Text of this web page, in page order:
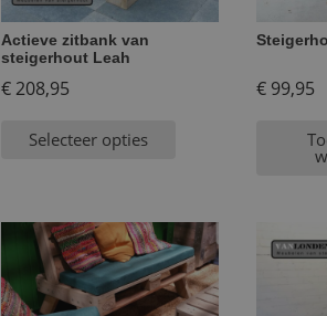
Actieve zitbank van
steigerhout Leah
€208,95
Selecteer opties
€99,95